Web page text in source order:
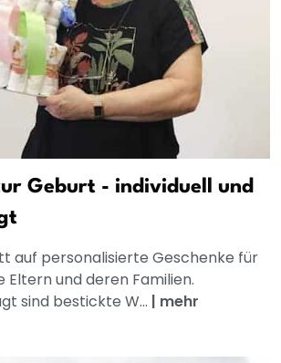
Geburt - individuell und
auf personalisierte Geschenke für
und deren Familien.
sind bestickte W... | mehr